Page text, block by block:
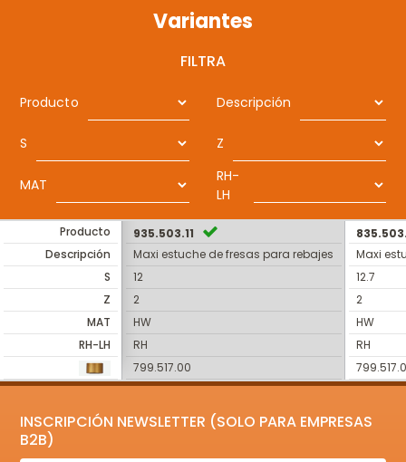
Variantes
FILTRA
Producto Descripción
S Z
MAT
RH-
LH
Producto
Descripción
S
Z
MAT
RH-LH
935.503.11
Maxi estuche de fresas para rebajes
12
2
HW
RH
799.517.00
Maxi
12.7
2
HW
RH
INSCRIPCIÓN NEWSLETTER (SOLO PARA EMPRESAS
B2B)